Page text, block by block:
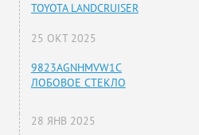
TOYOTA LANDCRUISER
25 ОКТ 2025
9823AGNHMVW1C
ЛОБОВОЕ СТЕКЛО
28 ЯНВ 2025